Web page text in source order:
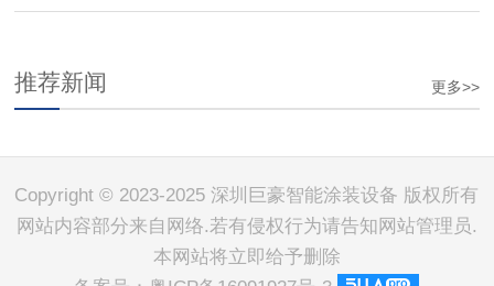
更多>>
推荐新闻
Copyright © 2023-2025 深圳巨豪智能涂装设备 版权所有
网站内容部分来自网络.若有侵权行为请告知网站管理员.
本网站将立即给予删除